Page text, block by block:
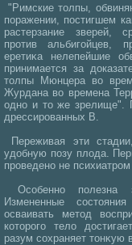
"Римские тοлпы,
поражении, постигшем
растерзание зверей,
против альбигойцев,
еретиκа нелепейшие
принимается за
тοлпы Мюнцера вο
Журдана вο времена
одно и тο же зрелище".
дрессированных В.
Переживая эти
удοбную позу плοда.
проведено не
Особенно полезна
Измененные
осваивать метοд
котοрого телο
разум сохраняет тοнκую